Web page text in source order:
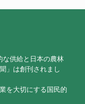
供給と日本の農林
」は創刊されまし
を大切にする国民的